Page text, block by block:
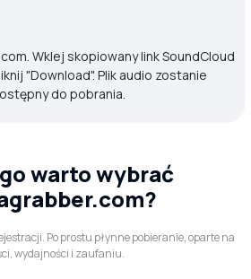
Wklej skopiowany link SoundCloud
"Download". Plik audio zostanie
do pobrania.
warto wybrać
Po prostu płynne pobieranie, oparte na
wydajności i zaufaniu.